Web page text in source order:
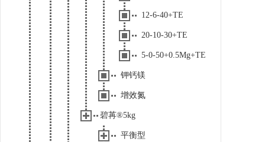
12-6-40+TE
20-10-30+TE
5-0-50+0.5Mg+TE
钾钙镁
增效氮
碧苒®5kg
平衡型